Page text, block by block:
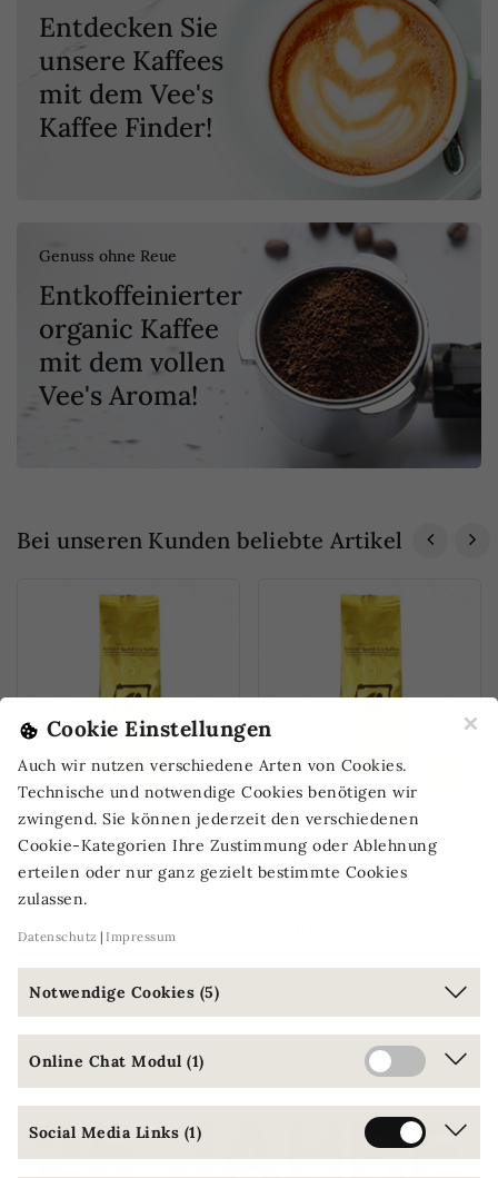
Cookie Einstellungen
Auch wir nutzen verschiedene Arten von Cookies.
Technische und notwendige Cookies benötigen wir
zwingend. Sie können jederzeit den verschiedenen
Cookie-Kategorien Ihre Zustimmung oder Ablehnung
erteilen oder nur ganz gezielt bestimmte Cookies
zulassen.
Datenschutz Impressum
Notwendige Cookies (5)
Online Chat Modul (1)
Social Media Links (1)
×
NUR
ONLINE
ERHÄLTLICH
Entdecken Sie
unsere Kaffees
mit dem Vee's
Kaffee Finder!
Genuss ohne Reue
Entkoffeinierter
organic Kaffee
mit dem vollen
Vee's Aroma!
Bei unseren Kunden beliebte Artikel
Vee's CHRISTMAS
BLEND
10,90 €
(43,60 € / kg)
Vee's Organic
ESPRESSO CREMA
NAPOLI